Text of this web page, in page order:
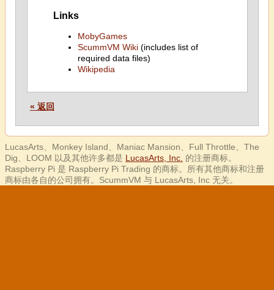
Links
MobyGames
ScummVM Wiki(includes list of
required data files)
Wikipedia
« 返回
LucasArts、Monkey Island、Maniac Mansion、Full Throttle、The
Dig、LOOM 以及其他许多都是 LucasArts, Inc. 的注册商标。
Raspberry Pi 是 Raspberry Pi Trading 的商标。所有其他商标和注册
商标由各自的公司拥有。ScummVM 与 LucasArts, Inc 无关。